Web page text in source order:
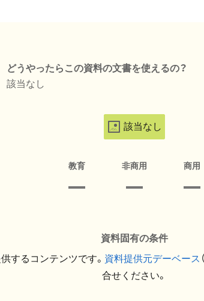
どうやったらこの資料の文書を使えるの？
該当なし
該当なし
教育 非商用 商用
資料固有の条件
するコンテンツです。 資料提供元デーベース
合せください。